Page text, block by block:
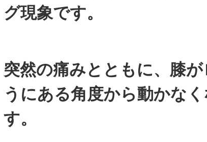
グ現象です。
突然の痛みとともに、膝
うにある角度から動かな
す。